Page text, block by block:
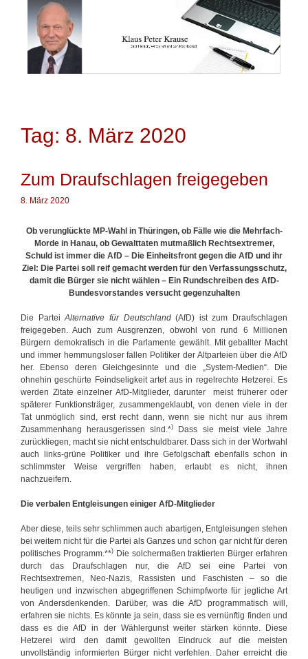
Tag: 8. März 2020
Zum Draufschlagen freigegeben
8. März 2020
Ob verunglückte MP-Wahl in Thüringen, ob Fälle wie die Mehrfach-
Morde in Hanau, ob Gewalttaten mutmaßlich Rechtsextremer,
Schuld ist immer die AfD – Die Einheitsfront gegen die AfD und ihr
Ziel: Die Partei soll reif gemacht werden für den Verfassungsschutz,
damit die Bürger sie nicht wählen – Ein Rundschreiben des AfD-
Bundesvorstandes versucht gegenzuhalten
Die ParteiAlternative für Deutschland(AfD) ist zum Draufschlagen
freigegeben. Auch zum Ausgrenzen, obwohl von rund 6 Millionen
Bürgern demokratisch in die Parlamente gewählt. Mit geballter Macht
und immer hemmungsloser fallen Politiker der Altparteien über die AfD
her. Ebenso deren Gleichgesinnte und die „System-Medien“. Die
ohnehin geschürte Feindseligkeit artet aus in regelrechte Hetzerei. Es
werden Zitate einzelner AfD-Mitglieder, darunter meist früherer oder
späterer Funktionsträger, zusammengeklaubt, von denen viele in der
Tat unmöglich sind, erst recht dann, wenn sie nicht nur aus ihrem
Zusammenhang herausgerissen sind.*)
Dass sie meist viele Jahre
zurückliegen, macht sie nicht entschuldbarer. Dass sich in der Wortwahl
auch links-grüne Politiker und ihre Gefolgschaft ebenfalls schon in
schlimmster Weise vergriffen haben, erlaubt es nicht, ihnen
nachzueifern.
Die verbalen Entgleisungen einiger AfD-Mitglieder
Aber diese, teils sehr schlimmen auch abartigen, Entgleisungen stehen
bei weitem nicht für die Partei als Ganzes und schon gar nicht für deren
politisches Programm.**)Die solchermaßen traktierten Bürger erfahren
durch das Draufschlagen nur, die AfD sei eine Partei von
Rechtsextremen, Neo-Nazis, Rassisten und Faschisten – so die
heutigen und inzwischen abgegriffenen Schimpfworte für jegliche Art
von Andersdenkenden. Darüber, was die AfD programmatisch will,
erfahren sie nichts. Es könnte ja sein, dass sie es vernünftig finden und
dass es die AfD in der Wählergunst weiter stärken könnte. Diese
Hetzerei wird den damit gewollten Eindruck auf die meisten
unvollständig informierten Bürger nicht verfehlen. Daher erreicht die